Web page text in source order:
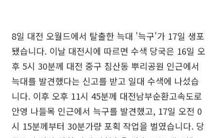
8일 대전 오월드에서 탈출한 늑대 '늑구'가 17일 생포
됐습니다. 이날 대전시에 따르면 수색 당국은 16일 오
후 5시 30분께 대전 중구 침산동 뿌리공원 인근에서
늑대를 발견했다는 신고를 받고 일대 수색에 나섰습
니다. 이후 오후 11시 45분께 대전남부순환고속도로
안영 나들목 인근에서 늑구를 발견했고, 17일 오전 0
시 15분께부터 30분가량 포획 작업을 벌였습니다. 당